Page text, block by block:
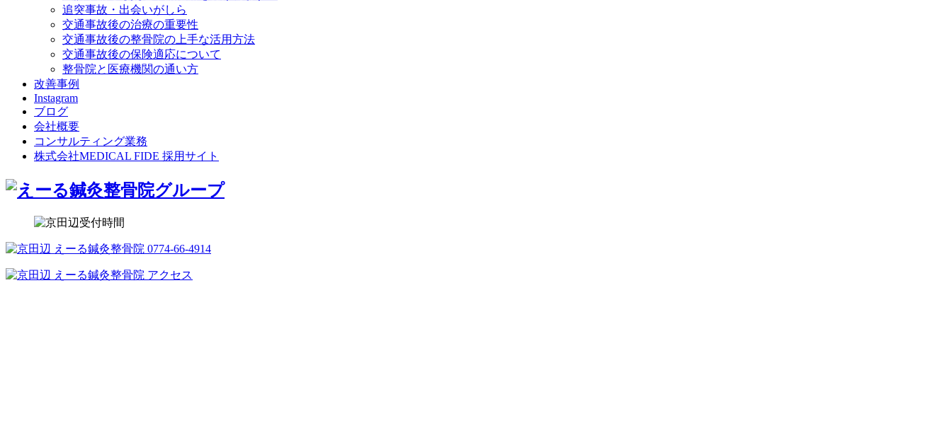
追突事故・出会いがしら
交通事故後の治療の重要性
交通事故後の整骨院の上手な活用方法
交通事故後の保険適応について
整骨院と医療機関の通い方
改善事例
Instagram
ブログ
会社概要
コンサルティング業務
株式会社MEDICAL FIDE 採用サイト